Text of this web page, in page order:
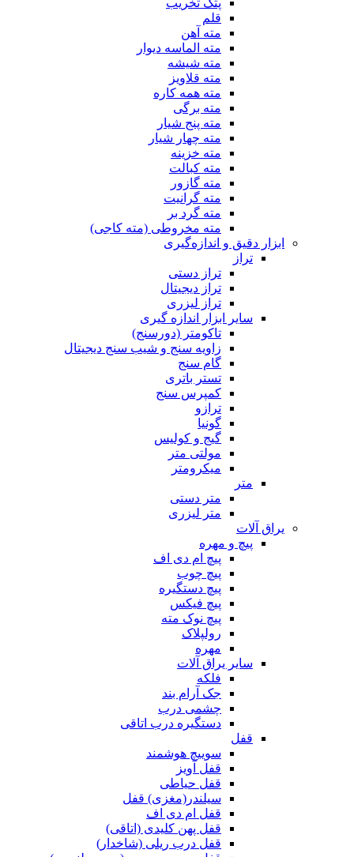
قلم
مته آهن
مته الماسه دیوار
مته شیشه
مته قلاویز
مته همه کاره
مته برگی
مته پنج شیار
مته چهار شیار
مته خزینه
مته کبالت
مته گازور
مته گرانیت
مته گرد بر
مته مخروطی (مته کاجی)
ابزار دقیق و اندازه‌گیری
تراز
تراز دستی
تراز دیجیتال
تراز لیزری
سایر ابزار اندازه گیری
تاکومتر (دورسنج)
زاویه سنج و شیب سنج دیجیتال
گام سنج
تستر باتری
کمپرس سنج
ترازو
گونیا
گیج و کولیس
مولتی متر
میکرومتر
متر
متر دستی
متر لیزری
یراق آلات
پیچ و مهره
پیچ ام دی اف
پیچ چوب
پیچ دستگیره
پیچ فیکس
پیچ نوک مته
رولپلاک
مهره
سایر یراق آلات
فلکه
جک آرام بند
چشمی درب
دستگیره درب اتاقی
قفل
سوییچ هوشمند
قفل آویز
قفل حیاطی
سیلندر(مغزی) قفل
قفل ام دی اف
قفل پهن کلیدی (اتاقی)
قفل درب ریلی (شاخدار)